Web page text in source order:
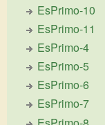
EsPrimo-10
EsPrimo-11
EsPrimo-4
EsPrimo-5
EsPrimo-6
EsPrimo-7